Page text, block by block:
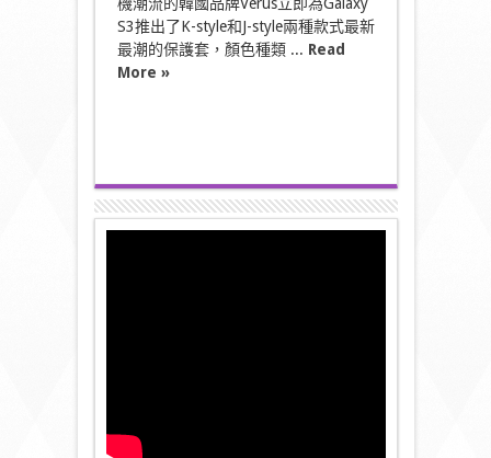
S3推出了K-style和J-style兩種款式最新
最潮的保護套，顏色種類 ... Read
More »